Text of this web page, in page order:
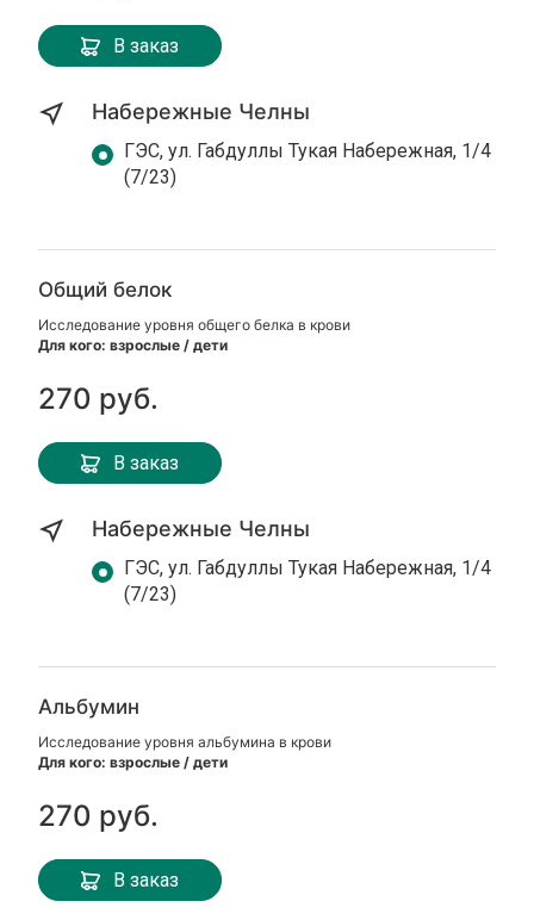
В заказ
Набережные Челны
ГЭС, ул. Габдуллы Тукая Набережная, 1/4
(7/23)
Общий белок
Исследование уровня общего белка в крови
Для кого: взрослые / дети
270 руб.
В заказ
Набережные Челны
ГЭС, ул. Габдуллы Тукая Набережная, 1/4
(7/23)
Альбумин
Исследование уровня альбумина в крови
Для кого: взрослые / дети
270 руб.
В заказ